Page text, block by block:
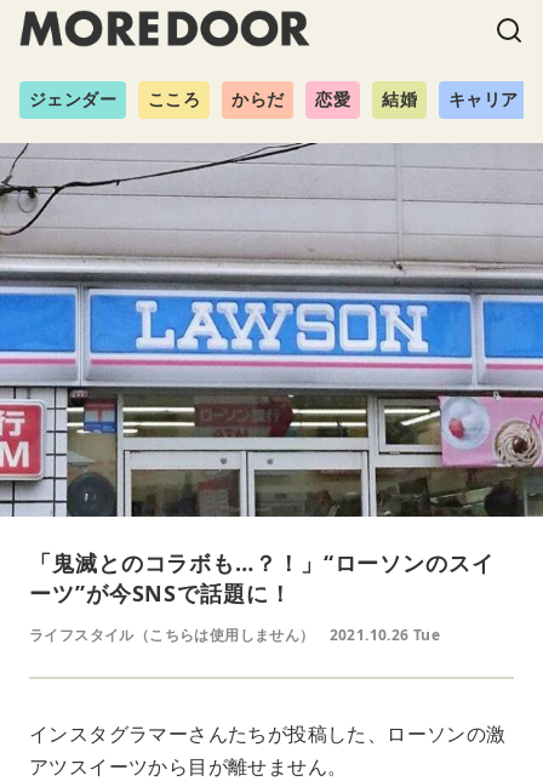
ジェンダー こころ からだ 恋愛 結婚 キャリア
「鬼滅とのコラボも…？！」“ローソンのスイ
ーツ”が今SNSで話題に！
ライフスタイル（こちらは使用しません） 2021.10.26 Tue
インスタグラマーさんたちが投稿した、ローソンの激
アツスイーツから目が離せません。